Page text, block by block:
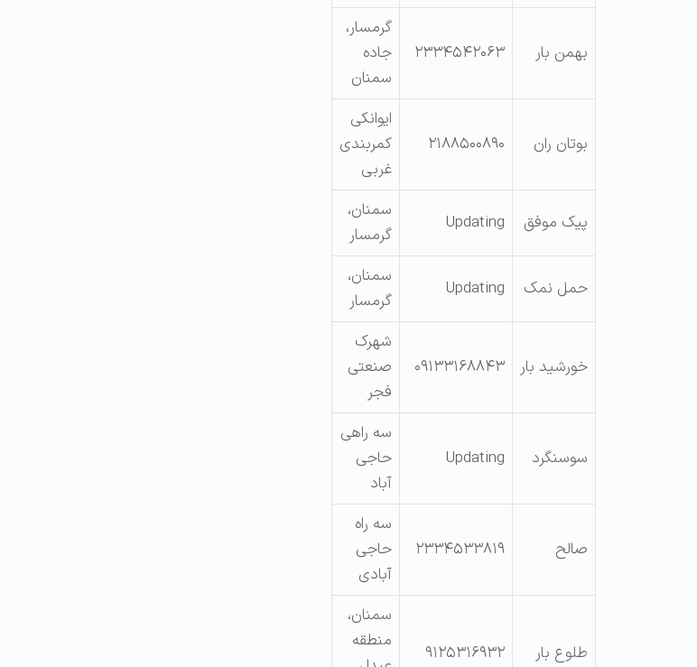
بهمن بار ۲۳۳۴۵۴۲۰۶۳
گرمسار،
جاده
سمنان
بوتان ران ۲۱۸۸۵۰۰۸۹۰
ایوانکی
کمربندی
غربی
پیک موفق Updating
سمنان،
گرمسار
حمل نمک Updating
سمنان،
گرمسار
خورشید بار ۰۹۱۳۳۱۶۸۸۴۳
شهرک
صنعتی
فجر
سوسنگرد Updating
سه راهی
حاجی
آباد
صالح ۲۳۳۴۵۳۳۸۱۹
سه راه
حاجی
آبادی
طلوع بار ۹۱۲۵۳۱۶۹۳۲
سمنان،
منطقه